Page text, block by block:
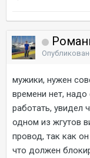
мужики, нужен
времени нет,
работать, увидел
одном из жгутов
провод, так как
что должен